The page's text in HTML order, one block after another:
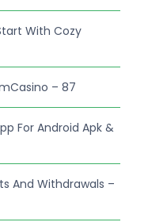
With Cozy
– 87
For Android Apk &
And Withdrawals –